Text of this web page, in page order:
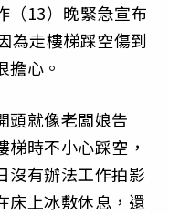
（13）晚緊急宣布
為走樓梯踩空傷到
擔心。
頭就像老闆娘告
時不小心踩空，
沒有辦法工作拍影
床上冰敷休息，還